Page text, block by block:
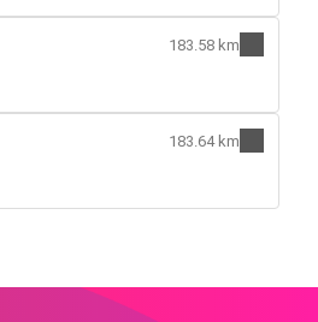
183.58 km
183.64 km